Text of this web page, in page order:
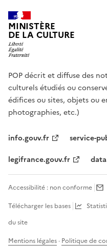
MINISTÈRE
DE LA CULTURE
POP décrit et diffuse des
culturels étudiés ou
édifices ou sites, objets ou
photographies, etc.)
info.gouv.fr
service-
legifrance.gouv.fr
Accessibilité : non conforme
Télécharger les bases
du site
Mentions légales · Politique de